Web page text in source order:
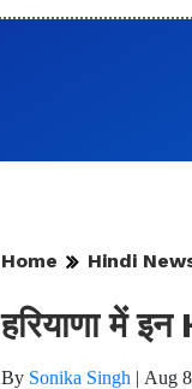
Home Hindi
हरियाणा में
By Sonika Singh | Aug